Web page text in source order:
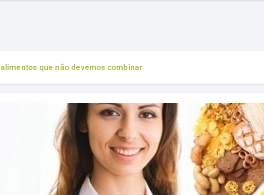
alimentos que não devemos combinar